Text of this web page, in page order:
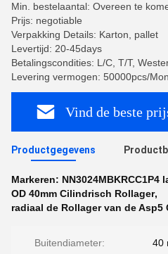
Min. bestelaantal: Overeen te
Prijs: negotiable
Verpakking Details: Karton, pallet
Levertijd: 20-45days
Betalingscondities: L/C, T/T,
Levering vermogen: 50000pcs/
Vind de beste
Productgegevens
Markeren: NN3024MBKRCC1P4
OD 40mm Cilindrisch Rollager,
radiaal de Rollager van de Asp5
Buitendiameter: 40